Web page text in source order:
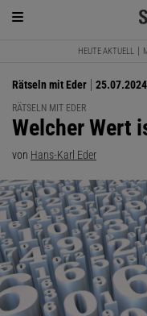
HEUTE AKTUELL
Rätseln mit Eder 25.07.2024
RÄTSELN MIT EDER
:
Welcher Wert
von Hans-Karl Eder